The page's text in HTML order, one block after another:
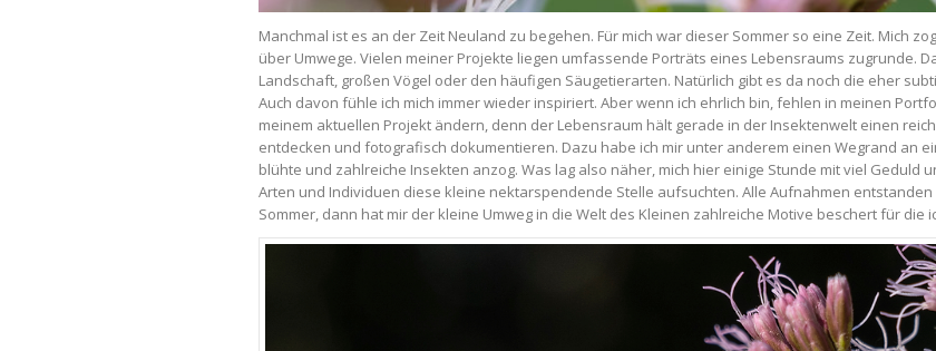
Manchmal ist es an der Zeit Neuland zu begehen. Für mich war dieser Sommer so eine Zeit. Mich
über Umwege. Vielen meiner Projekte liegen umfassende Porträts eines Lebensraums zugrunde.
Landschaft, großen Vögel oder den häufigen Säugetierarten. Natürlich gibt es da noch die eher
Auch davon fühle ich mich immer wieder inspiriert. Aber wenn ich ehrlich bin, fehlen in meinen
meinem aktuellen Projekt ändern, denn der Lebensraum hält gerade in der Insektenwelt einen
entdecken und fotografisch dokumentieren. Dazu habe ich mir unter anderem einen Wegrand an
blühte und zahlreiche Insekten anzog. Was lag also näher, mich hier einige Stunde mit viel Geduld
Arten und Individuen diese kleine nektarspendende Stelle aufsuchten. Alle Aufnahmen
Sommer, dann hat mir der kleine Umweg in die Welt des Kleinen zahlreiche Motive beschert für die